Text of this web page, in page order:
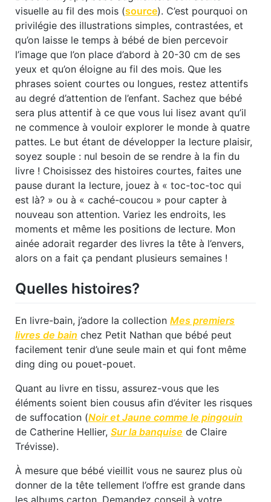
visuelle au fil des mois (source). C’est pourquoi on
privilégie des illustrations simples, contrastées, et
qu’on laisse le temps à bébé de bien percevoir
l’image que l’on place d’abord à 20-30 cm de ses
yeux et qu’on éloigne au fil des mois. Que les
phrases soient courtes ou longues, restez attentifs
au degré d’attention de l’enfant. Sachez que bébé
sera plus attentif à ce que vous lui lisez avant qu’il
ne commence à vouloir explorer le monde à quatre
pattes. Le but étant de développer la lecture plaisir,
soyez souple : nul besoin de se rendre à la fin du
livre ! Choisissez des histoires courtes, faites une
pause durant la lecture, jouez à « toc-toc-toc qui
est là? » ou à « caché-coucou » pour capter à
nouveau son attention. Variez les endroits, les
moments et même les positions de lecture. Mon
ainée adorait regarder des livres la tête à l’envers,
alors on a fait ça pendant plusieurs semaines !
Quelles histoires?
En livre-bain, j’adore la collection Mes premiers
livres de bain chez Petit Nathan que bébé peut
facilement tenir d’une seule main et qui font même
ding ding ou pouet-pouet.
Quant au livre en tissu, assurez-vous que les
éléments soient bien cousus afin d’éviter les risques
de suffocation (Noir et Jaune comme le pingouin
de Catherine Hellier, Sur la banquise de Claire
Trévisse).
À mesure que bébé vieillit vous ne saurez plus où
donner de la tête tellement l’offre est grande dans
les albums carton. Demandez conseil à votre